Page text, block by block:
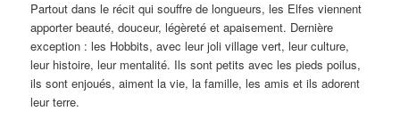
Partout dans le récit qui souffre de longueurs, les Elfes viennent
apporter beauté, douceur, légèreté et apaisement. Dernière
exception : les Hobbits, avec leur joli village vert, leur culture,
leur histoire, leur mentalité. Ils sont petits avec les pieds poilus,
ils sont enjoués, aiment la vie, la famille, les amis et ils adorent
leur terre.